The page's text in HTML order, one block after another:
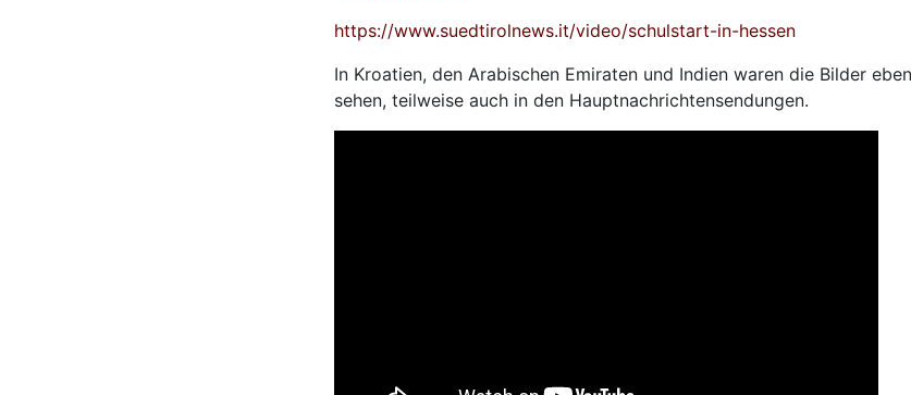
https://www.suedtirolnews.it/video/schulstart-in-hessen
In Kroatien, den Arabischen Emiraten und Indien waren die Bilder
sehen, teilweise auch in den Hauptnachrichtensendungen.